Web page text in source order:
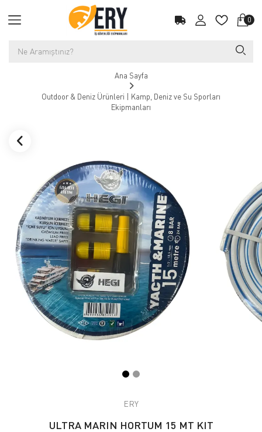
0
Ana Sayfa
Outdoor & Deniz Ürünleri | Kamp, Deniz ve Su Sporları
Ekipmanları
ERY
ULTRA MARIN HORTUM 15 MT KIT